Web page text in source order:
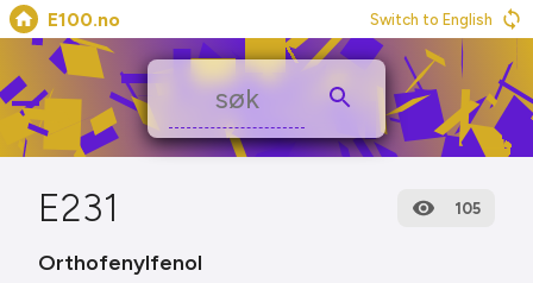
E100.no Switch to English
E231 105
Orthofenylfenol